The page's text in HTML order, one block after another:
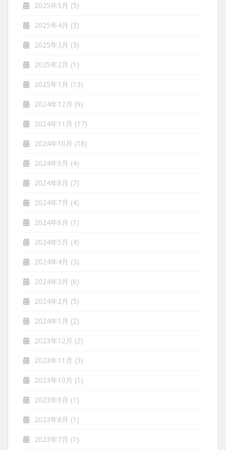
2025年5月 (5)
2025年4月 (3)
2025年3月 (3)
2025年2月 (1)
2025年1月 (13)
2024年12月 (9)
2024年11月 (17)
2024年10月 (18)
2024年9月 (4)
2024年8月 (7)
2024年7月 (4)
2024年6月 (1)
2024年5月 (4)
2024年4月 (3)
2024年3月 (6)
2024年2月 (5)
2024年1月 (2)
2023年12月 (2)
2023年11月 (3)
2023年10月 (1)
2023年9月 (1)
2023年8月 (1)
2023年7月 (1)